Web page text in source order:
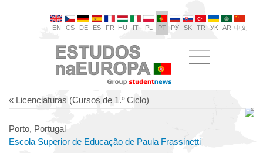
EN CS DE ES FR HU IT PL PT РУ SK TR УК AR 中文
« Licenciaturas (Cursos de 1.º Ciclo)
Porto, Portugal
Escola Superior de Educação de Paula Frassinetti